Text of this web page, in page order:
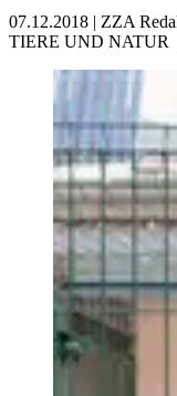
07.12.2018 | ZZA
TIERE UND NATUR